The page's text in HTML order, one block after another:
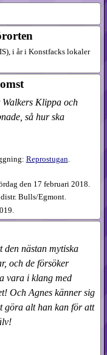
i år i Konstfacks lokaler
Klippa och
så hur ska
Reprostugan.
den 17 februari 2018.
Bulls/Egmont.
nästan mytiska
och de försöker
vara i klang med
Och Agnes känner sig
göra alt han kan för att